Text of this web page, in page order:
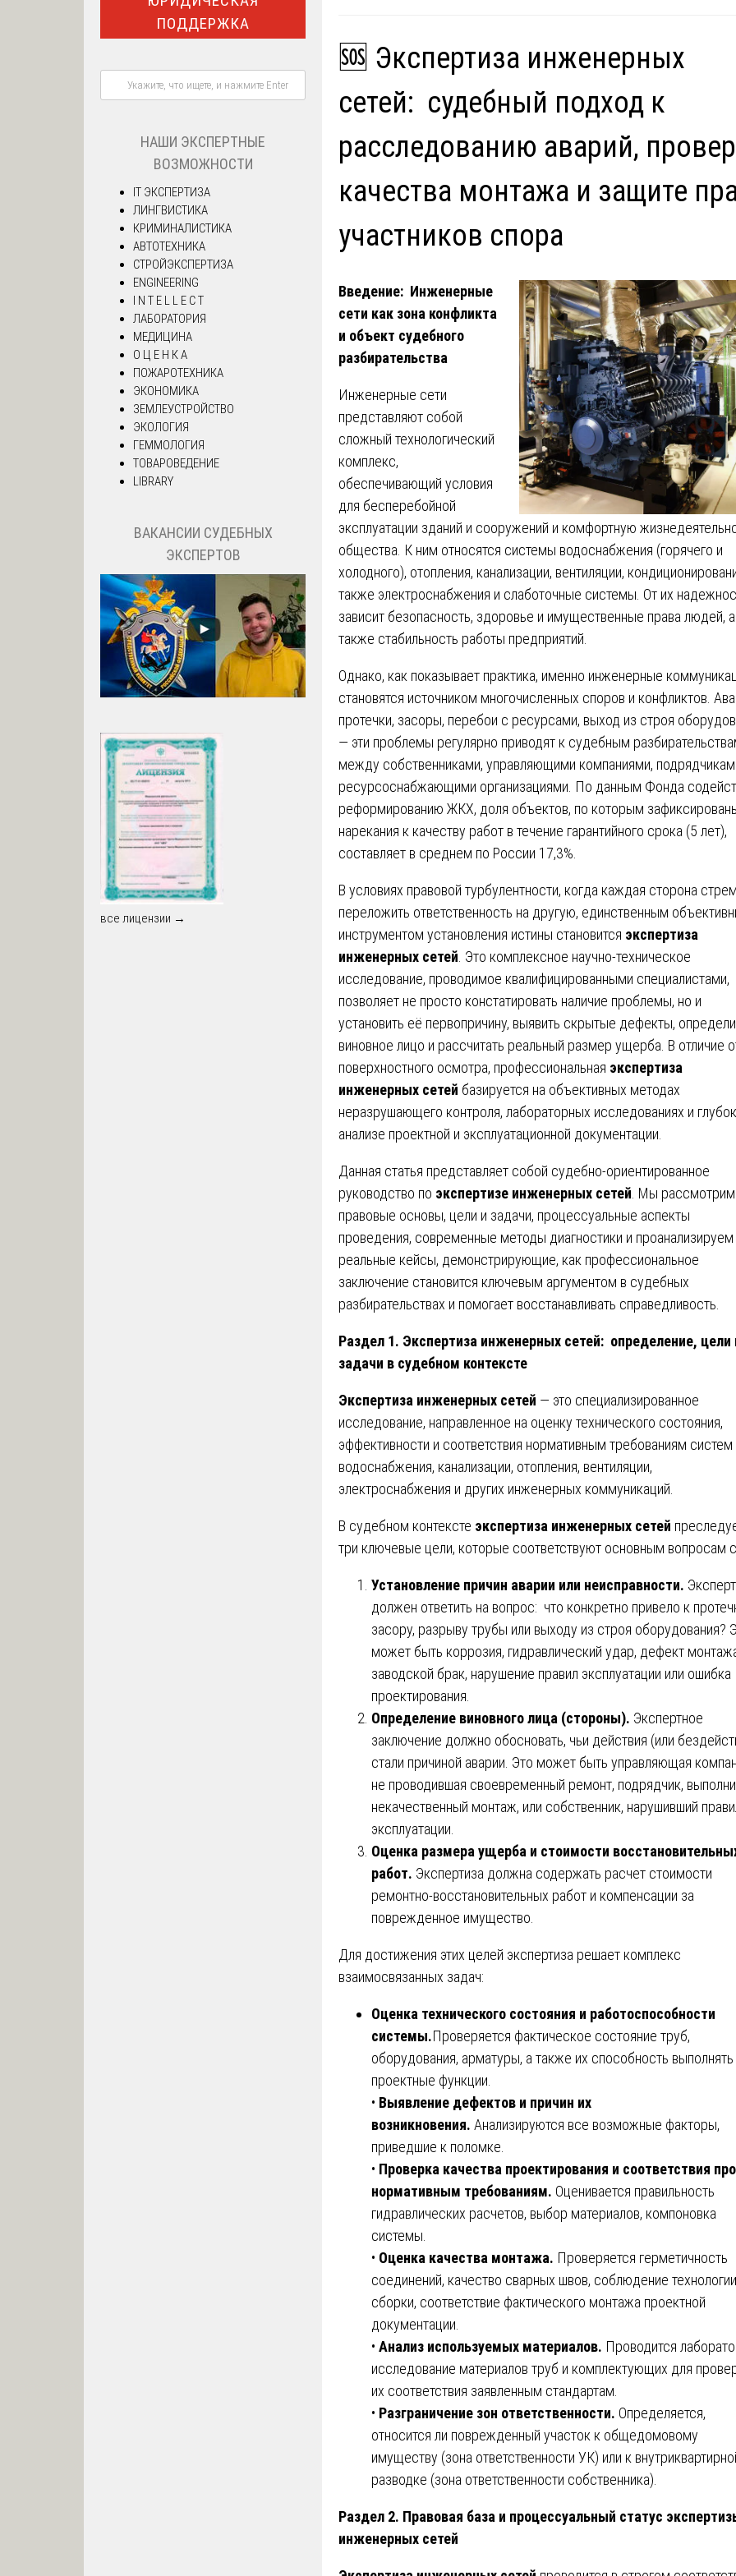
🆘 Экспертиза инженерных
сетей: судебный подход к
расследованию аварий,
качества монтажа и защите
участников спора
Введение: Инженерные
сети как зона конфликта
и объект судебного
разбирательства
Инженерные сети
представляют собой
сложный технологический
комплекс,
обеспечивающий условия
для бесперебойной
эксплуатации зданий и сооружений и комфортную
общества. К ним относятся системы водоснабжения (горячего и
холодного), отопления, канализации, вентиляции,
также электроснабжения и слаботочные системы. От их
зависит безопасность, здоровье и имущественные права людей, а
также стабильность работы предприятий.
Однако, как показывает практика, именно инженерные
становятся источником многочисленных споров и конфликтов.
протечки, засоры, перебои с ресурсами, выход из строя
— эти проблемы регулярно приводят к судебным
между собственниками, управляющими компаниями,
ресурсоснабжающими организациями. По данным Фонда
реформированию ЖКХ, доля объектов, по которым
нарекания к качеству работ в течение гарантийного срока (5 лет),
составляет в среднем по России 17,3%.
В условиях правовой турбулентности, когда каждая сторона
переложить ответственность на другую, единственным
инструментом установления истины становится экспертиза
инженерных сетей . Это комплексное научно-техническое
исследование, проводимое квалифицированными специалистами,
позволяет не просто констатировать наличие проблемы, но и
установить её первопричину, выявить скрытые дефекты,
виновное лицо и рассчитать реальный размер ущерба. В отличие
поверхностного осмотра, профессиональная экспертиза
инженерных сетей базируется на объективных методах
неразрушающего контроля, лабораторных исследованиях и
анализе проектной и эксплуатационной документации.
Данная статья представляет собой судебно-ориентированное
руководство по экспертизе инженерных сетей . Мы
правовые основы, цели и задачи, процессуальные аспекты
проведения, современные методы диагностики и проанализируем
реальные кейсы, демонстрирующие, как профессиональное
заключение становится ключевым аргументом в судебных
разбирательствах и помогает восстанавливать справедливость.
Раздел 1. Экспертиза инженерных сетей: определение, цели
задачи в судебном контексте
Экспертиза инженерных сетей — это специализированное
исследование, направленное на оценку технического состояния,
эффективности и соответствия нормативным требованиям систем
водоснабжения, канализации, отопления, вентиляции,
электроснабжения и других инженерных коммуникаций.
В судебном контексте экспертиза инженерных сетей
три ключевые цели, которые соответствуют основным вопросам
Установление причин аварии или неисправности. Эксперт
должен ответить на вопрос: что конкретно привело к
засору, разрыву трубы или выходу из строя оборудования?
может быть коррозия, гидравлический удар, дефект
заводской брак, нарушение правил эксплуатации или ошибка
проектирования.
Определение виновного лица (стороны). Экспертное
заключение должно обосновать, чьи действия (или
стали причиной аварии. Это может быть управляющая
не проводившая своевременный ремонт, подрядчик,
некачественный монтаж, или собственник, нарушивший
эксплуатации.
Оценка размера ущерба и стоимости
работ. Экспертиза должна содержать расчет стоимости
ремонтно-восстановительных работ и компенсации за
поврежденное имущество.
Для достижения этих целей экспертиза решает комплекс
взаимосвязанных задач:
Оценка технического состояния и работоспособности
системы.Проверяется фактическое состояние труб,
оборудования, арматуры, а также их способность выполнять
проектные функции.
• Выявление дефектов и причин их
возникновения. Анализируются все возможные факторы,
приведшие к поломке.
• Проверка качества проектирования и соответствия
нормативным требованиям. Оценивается правильность
гидравлических расчетов, выбор материалов, компоновка
системы.
• Оценка качества монтажа. Проверяется герметичность
соединений, качество сварных швов, соблюдение технологии
сборки, соответствие фактического монтажа проектной
документации.
• Анализ используемых материалов. Проводится
исследование материалов труб и комплектующих для
их соответствия заявленным стандартам.
• Разграничение зон ответственности. Определяется,
относится ли поврежденный участок к общедомовому
имуществу (зона ответственности УК) или к
разводке (зона ответственности собственника).
Раздел 2. Правовая база и процессуальный статус
инженерных сетей
ПОДДЕРЖКА
НАШИ ЭКСПЕРТНЫЕ
ВОЗМОЖНОСТИ
IT ЭКСПЕРТИЗА
ЛИНГВИСТИКА
КРИМИНАЛИСТИКА
АВТОТЕХНИКА
СТРОЙЭКСПЕРТИЗА
ENGINEERING
I N T E L L E C T
ЛАБОРАТОРИЯ
МЕДИЦИНА
О Ц Е Н К А
ПОЖАРОТЕХНИКА
ЭКОНОМИКА
ЗЕМЛЕУСТРОЙСТВО
ЭКОЛОГИЯ
ГЕММОЛОГИЯ
ТОВАРОВЕДЕНИЕ
LIBRARY
ВАКАНСИИ СУДЕБНЫХ
ЭКСПЕРТОВ
все лицензии →